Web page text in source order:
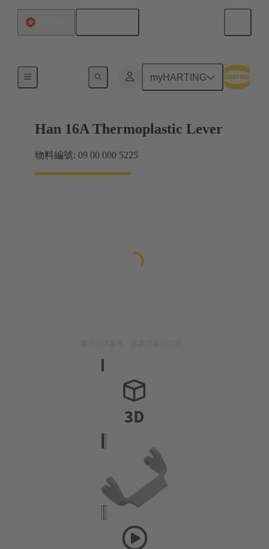
myHARTING
Han 16A Thermoplastic Lever
物料編號: 09 00 000 5225